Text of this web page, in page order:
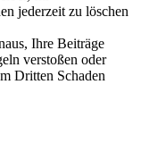
jederzeit zu löschen
Ihre Beiträge
verstoßen oder
Dritten Schaden